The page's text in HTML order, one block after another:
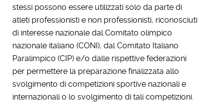
stessi possono essere utilizzati solo da parte di
atleti professionisti e non professionisti, riconosciuti
di interesse nazionale dal Comitato olimpico
nazionale italiano (CONI), dal Comitato Italiano
Paralimpico (CIP) e/o dalle rispettive federazioni
per permettere la preparazione finalizzata allo
svolgimento di competizioni sportive nazionali e
internazionali o lo svolgimento di tali competizioni.